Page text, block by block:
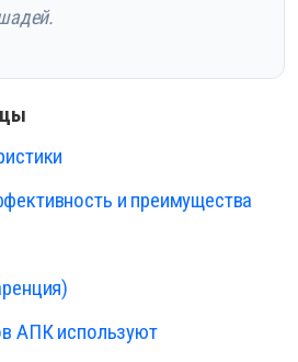
и преимущества
АПК используют